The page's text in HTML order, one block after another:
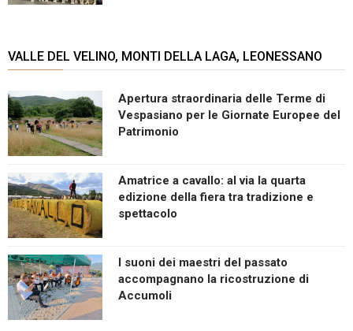
VALLE DEL VELINO, MONTI DELLA LAGA, LEONESSANO
Apertura straordinaria delle Terme di
Vespasiano per le Giornate Europee del
Patrimonio
Amatrice a cavallo: al via la quarta
edizione della fiera tra tradizione e
spettacolo
I suoni dei maestri del passato
accompagnano la ricostruzione di
Accumoli